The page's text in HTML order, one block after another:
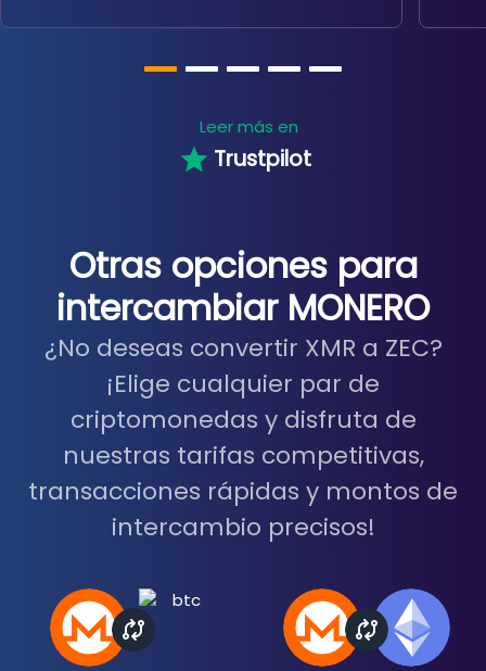
Leer más en
Trustpilot
Otras opciones para
intercambiar MONERO
¿No deseas convertir XMR a ZEC?
¡Elige cualquier par de
criptomonedas y disfruta de
nuestras tarifas competitivas,
transacciones rápidas y montos de
intercambio precisos!